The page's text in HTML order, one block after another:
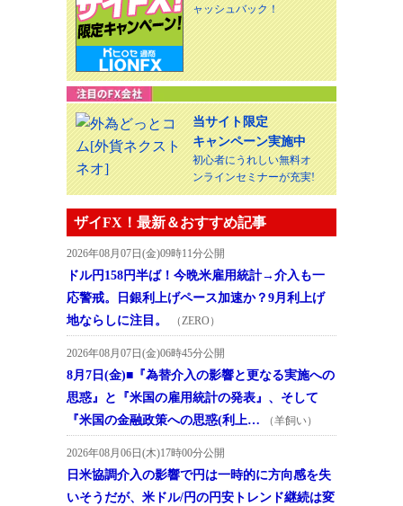
ャッシュバック！
当サイト限定
キャンペーン実施中
初心者にうれしい無料オ
ンラインセミナーが充実!
ザイFX！最新＆おすすめ記事
2026年08月07日(金)09時11分公開
ドル円158円半ば！今晩米雇用統計→介入も一
応警戒。日銀利上げペース加速か？9月利上げ
地ならしに注目。
（ZERO）
2026年08月07日(金)06時45分公開
8月7日(金)■『為替介入の影響と更なる実施への
思惑』と『米国の雇用統計の発表』、そして
『米国の金融政策への思惑(利上…
（羊飼い）
2026年08月06日(木)17時00分公開
日米協調介入の影響で円は一時的に方向感を失
いそうだが、米ドル/円の円安トレンド継続は変